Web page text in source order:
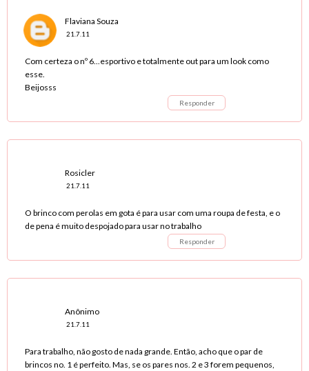
Flaviana Souza
21.7.11
Com certeza o nº 6...esportivo e totalmente out para um look como
esse.
Beijosss
Responder
Rosicler
21.7.11
O brinco com perolas em gota é para usar com uma roupa de festa, e o
de pena é muito despojado para usar no trabalho
Responder
Anônimo
21.7.11
Para trabalho, não gosto de nada grande. Então, acho que o par de
brincos no. 1 é perfeito. Mas, se os pares nos. 2 e 3 forem pequenos,